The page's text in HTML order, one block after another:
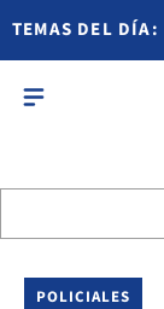
TEMAS DEL DÍA:
POLICIALES